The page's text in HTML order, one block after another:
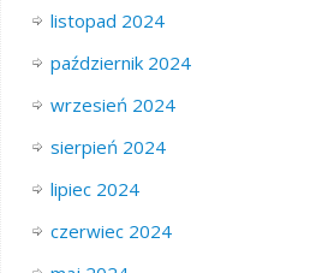
listopad 2024
październik 2024
wrzesień 2024
sierpień 2024
lipiec 2024
czerwiec 2024